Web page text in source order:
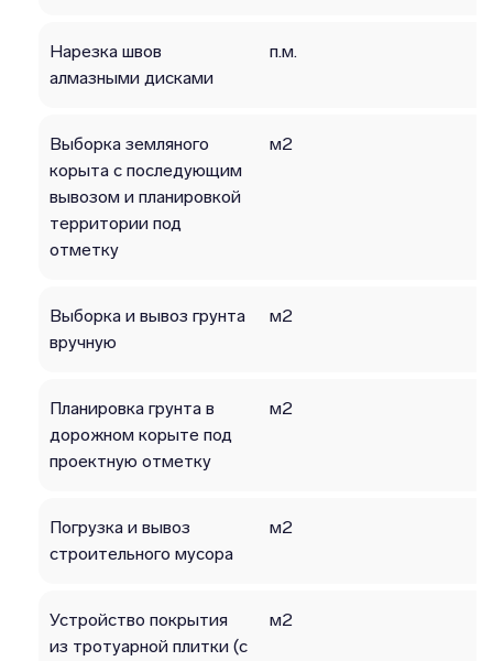
Нарезка швов
алмазными дисками
п.м.
Выборка земляного
корыта с последующим
вывозом и планировкой
территории под
отметку
м2
Выборка и вывоз грунта
вручную
м2
Планировка грунта в
дорожном корыте под
проектную отметку
м2
Погрузка и вывоз
строительного мусора
м2
Устройство покрытия
из тротуарной плитки (с
м2